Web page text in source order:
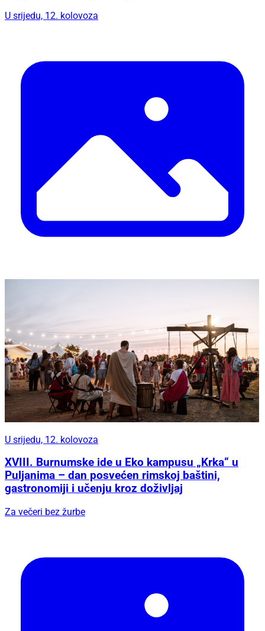
U srijedu, 12. kolovoza
U srijedu, 12. kolovoza
XVIII. Burnumske ide u Eko kampusu „Krka“ u
Puljanima – dan posvećen rimskoj baštini,
gastronomiji i učenju kroz doživljaj
Za večeri bez žurbe